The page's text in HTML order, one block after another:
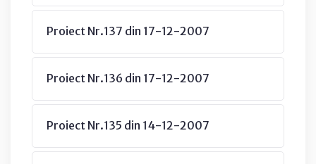
Proiect Nr.137 din 17-12-2007
Proiect Nr.136 din 17-12-2007
Proiect Nr.135 din 14-12-2007